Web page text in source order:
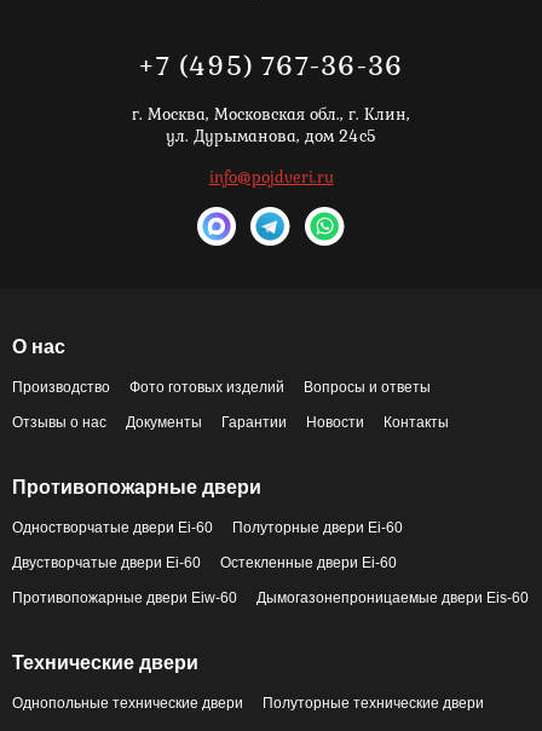
+7 (495) 767-36-36
г. Москва, Московская обл., г. Клин,
ул. Дурыманова, дом 24с5
info@pojdveri.ru
О нас
Производство Фото готовых изделий Вопросы и ответы
Отзывы о нас Документы Гарантии Новости Контакты
Противопожарные двери
Одностворчатые двери Ei-60 Полуторные двери Ei-60
Двустворчатые двери Ei-60 Остекленные двери Ei-60
Противопожарные двери Eiw-60 Дымогазонепроницаемые двери Eis-60
Технические двери
Однопольные технические двери Полуторные технические двери